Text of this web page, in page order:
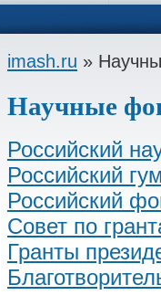
imash.ru »
Научные
Российский
Российский
Российский
Совет по
Гранты